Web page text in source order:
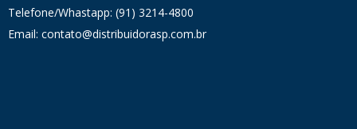
Telefone/Whastapp: (91) 3214-4800
Email: contato@distribuidorasp.com.br